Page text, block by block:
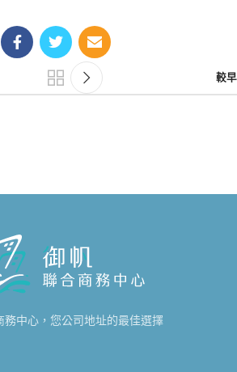
較早
務中心，您公司地址的最佳選擇